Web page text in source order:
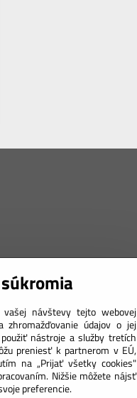
vašej návštevy tejto webovej
údajov o jej
nástroje a služby tretích
preniesť k partnerom v EÚ,
na „Prijať všetky cookies"
Nižšie môžete nájsť
preferencie.